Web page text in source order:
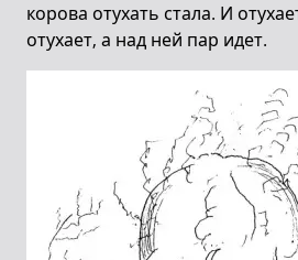
корова отухать стала. И
отухает, а над ней пар идет.